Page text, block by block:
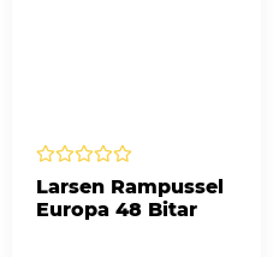
Larsen Rampussel
Europa 48 Bitar